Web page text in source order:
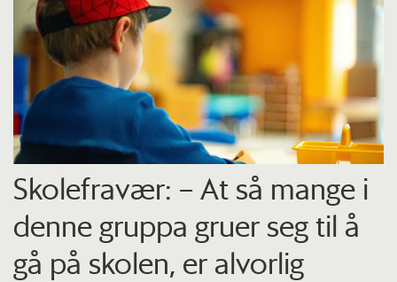
Skolefravær: – At så mange i
denne gruppa gruer seg til å
gå på skolen, er alvorlig